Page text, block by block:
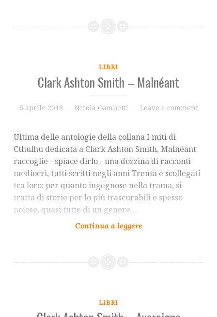
LIBRI
Clark Ashton Smith – Malnéant
5 aprile 2018 Nicola Gambetti Leave a comment
Ultima delle antologie della collana I miti di
Cthulhu dedicata a Clark Ashton Smith, Malnéant
raccoglie - spiace dirlo - una dozzina di racconti
mediocri, tutti scritti negli anni Trenta e scollegati
tra loro: per quanto ingegnose nella trama, si
tratta di storie per lo più trascurabili e spesso
noiose, quasi tutte di un genere…
LIBRI